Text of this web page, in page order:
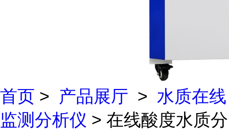
首页 > 产品展厅 > 水质在线
监测分析仪 > 在线酸度水质分